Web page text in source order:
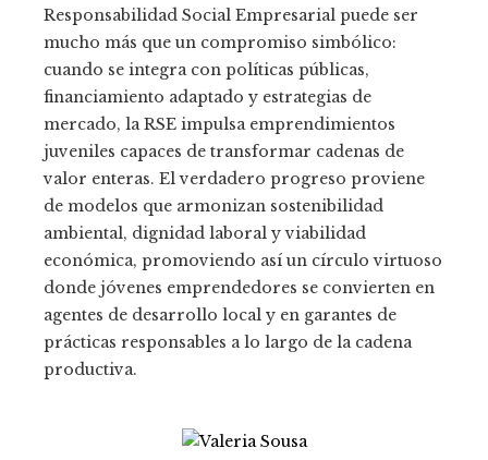
Responsabilidad Social Empresarial puede ser
mucho más que un compromiso simbólico:
cuando se integra con políticas públicas,
financiamiento adaptado y estrategias de
mercado, la RSE impulsa emprendimientos
juveniles capaces de transformar cadenas de
valor enteras. El verdadero progreso proviene
de modelos que armonizan sostenibilidad
ambiental, dignidad laboral y viabilidad
económica, promoviendo así un círculo virtuoso
donde jóvenes emprendedores se convierten en
agentes de desarrollo local y en garantes de
prácticas responsables a lo largo de la cadena
productiva.